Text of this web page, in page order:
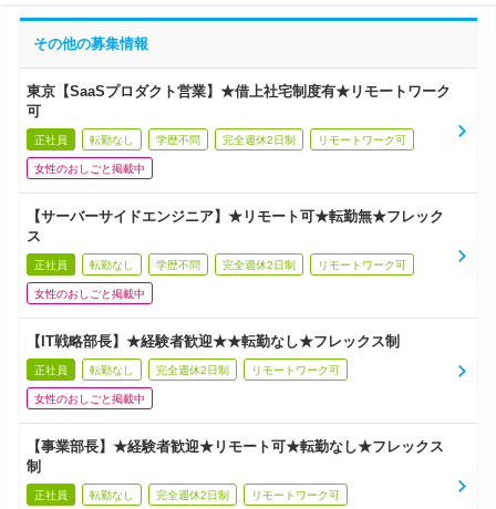
その他の募集情報
東京【SaaSプロダクト営業】★借上社宅制度有★リモートワーク
可
正社員 転勤なし 学歴不問 完全週休2日制 リモートワーク可
女性のおしごと掲載中
【サーバーサイドエンジニア】★リモート可★転勤無★フレック
ス
正社員 転勤なし 学歴不問 完全週休2日制 リモートワーク可
女性のおしごと掲載中
【IT戦略部長】★経験者歓迎★★転勤なし★フレックス制
正社員 転勤なし 完全週休2日制 リモートワーク可
女性のおしごと掲載中
【事業部長】★経験者歓迎★リモート可★転勤なし★フレックス
制
正社員 転勤なし 完全週休2日制 リモートワーク可